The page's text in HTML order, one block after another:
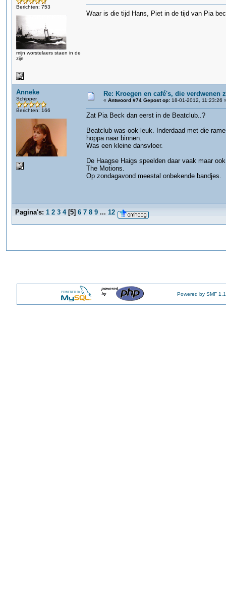
Berichten: 753
mijn worstelaers staen in de
zije
Waar is die tijd Hans, Piet in de tijd van Pia
Anneke
Schipper
Berichten: 166
Re: Kroegen en café's, die verdwenen
« Antwoord #74 Gepost op: 18-01-2012, 11:23:26
Zat Pia Beck dan eerst in de Beatclub..?
Beatclub was ook leuk. Inderdaad met die
hoppa naar binnen.
Was een kleine dansvloer.
De Haagse Haigs speelden daar vaak maar
The Motions.
Op zondagavond meestal onbekende bandjes.
Pagina's: 1 2 3 4[5] 6 7 8 9 ... 12
Powered by SMF